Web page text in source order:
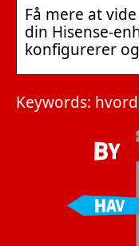
Få mere at
din Hisense-
konfigurerer
Keywords: